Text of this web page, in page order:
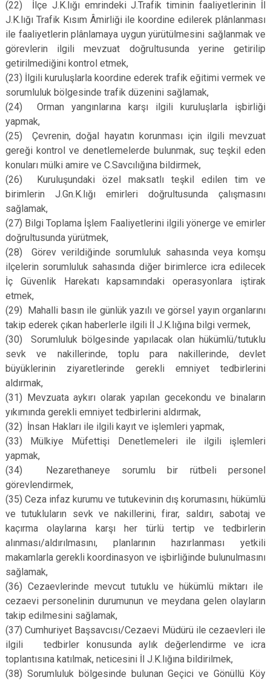
(22)
İlçe J.K.lığı emrindeki J.Trafik timinin faaliyetlerinin İl
J.K.lığı Trafik Kısım Âmirliği ile koordine edilerek plânlanması
ile faaliyetlerin plânlamaya uygun yürütülmesini sağlanmak ve
görevlerin ilgili mevzuat doğrultusunda yerine getirilip
getirilmediğini kontrol etmek,
(23) İlgili kuruluşlarla koordine ederek trafik eğitimi vermek ve
sorumluluk bölgesinde trafik düzenini sağlamak,
(24)
Orman yangınlarına karşı ilgili kuruluşlarla işbirliği
yapmak,
(25)
Çevrenin, doğal hayatın korunması için ilgili mevzuat
gereği kontrol ve denetlemelerde bulunmak, suç teşkil eden
konuları mülki amire ve C.Savcılığına bildirmek,
(26)
Kuruluşundaki özel maksatlı teşkil edilen tim ve
birimlerin J.Gn.K.lığı emirleri doğrultusunda çalışmasını
sağlamak,
(27) Bilgi Toplama İşlem Faaliyetlerini ilgili yönerge ve emirler
doğrultusunda yürütmek,
(28)
Görev verildiğinde sorumluluk sahasında veya komşu
ilçelerin sorumluluk sahasında diğer birimlerce icra edilecek
İç Güvenlik Harekatı kapsamındaki operasyonlara iştirak
etmek,
(29) Mahalli basın ile günlük yazılı ve görsel yayın organlarını
takip ederek çıkan haberlerle ilgili İl J.K.lığına bilgi vermek,
(30)
Sorumluluk bölgesinde yapılacak olan hükümlü/tutuklu
sevk ve nakillerinde, toplu para nakillerinde, devlet
büyüklerinin ziyaretlerinde gerekli emniyet tedbirlerini
aldırmak,
(31) Mevzuata aykırı olarak yapılan gecekondu ve binaların
yıkımında gerekli emniyet tedbirlerini aldırmak,
(32) İnsan Hakları ile ilgili kayıt ve işlemleri yapmak,
(33)
Mülkiye Müfettişi Denetlemeleri ile ilgili işlemleri
yapmak,
(34)
Nezarethaneye sorumlu bir rütbeli personel
görevlendirmek,
(35) Ceza infaz kurumu ve tutukevinin dış korumasını, hükümlü
ve tutukluların sevk ve nakillerini, firar, saldırı, sabotaj ve
kaçırma olaylarına karşı her türlü tertip ve tedbirlerin
alınması/aldırılmasını, planlarının hazırlanması yetkili
makamlarla gerekli koordinasyon ve işbirliğinde bulunulmasını
sağlamak,
(36) Cezaevlerinde mevcut tutuklu ve hükümlü miktarı ile
cezaevi personelinin durumunun ve meydana gelen olayların
takip edilmesini sağlamak,
(37) Cumhuriyet Başsavcısı/Cezaevi Müdürü ile cezaevleri ile
ilgili tedbirler konusunda aylık değerlendirme ve icra
toplantısına katılmak, neticesini İl J.K.lığına bildirilmek,
(38) Sorumluluk bölgesinde bulunan Geçici ve Gönüllü Köy